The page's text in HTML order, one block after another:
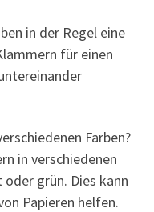
in der Regel eine
für einen
Farben?
in verschiedenen
grün. Dies kann
Papieren helfen.